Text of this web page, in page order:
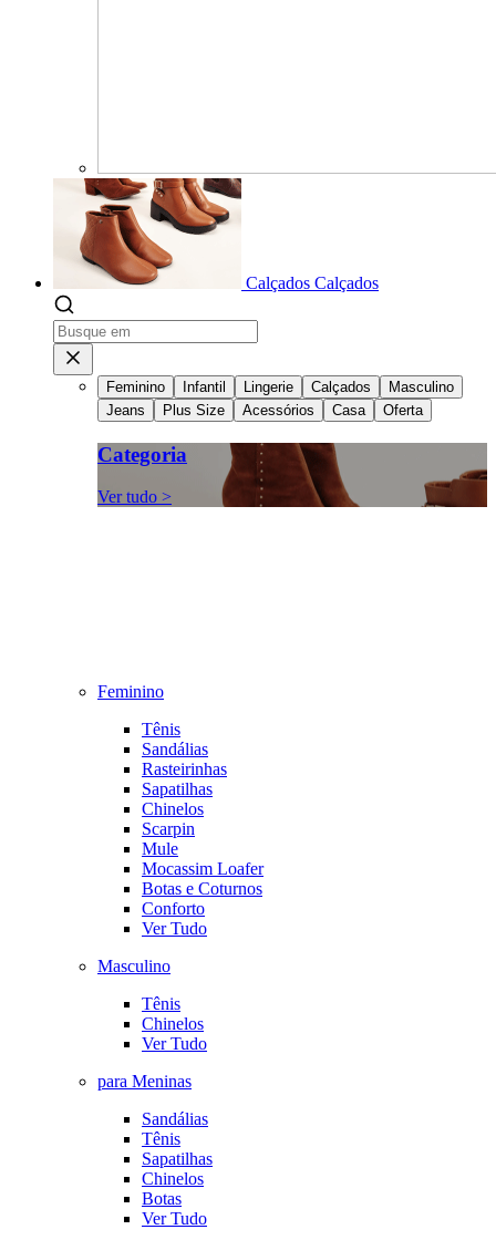
Calçados Calçados
Feminino Infantil Lingerie Calçados
Masculino
Jeans
Plus Size Acessórios Casa Oferta
Categoria
Ver tudo >
Feminino
Tênis
Sandálias
Rasteirinhas
Sapatilhas
Chinelos
Scarpin
Mule
Mocassim Loafer
Botas e Coturnos
Conforto
Ver Tudo
Masculino
Tênis
Chinelos
Ver Tudo
para Meninas
Sandálias
Tênis
Sapatilhas
Chinelos
Botas
Ver Tudo